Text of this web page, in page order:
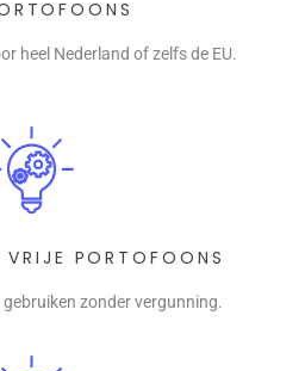
heel Nederland of zelfs de EU.
VRIJE PORTOFOONS
zonder vergunning.